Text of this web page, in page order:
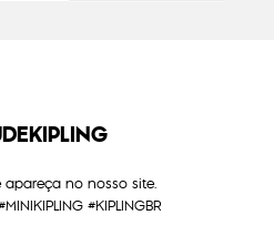
apareça no nosso site.
#KIPLINGBR